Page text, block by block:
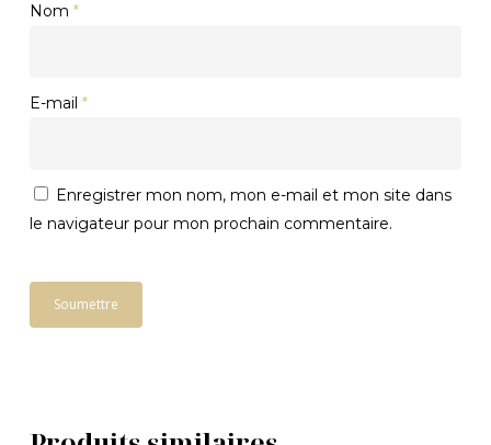
Nom *
E-mail *
Enregistrer mon nom, mon e-mail et mon site dans
le navigateur pour mon prochain commentaire.